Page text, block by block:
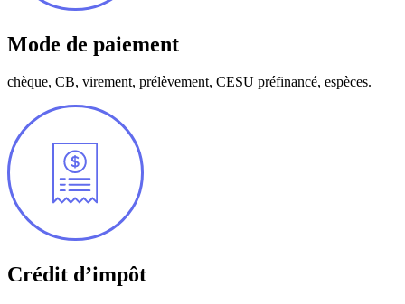
Mode de paiement
chèque, CB, virement, prélèvement, CESU préfinancé, espèces.
Crédit d’impôt